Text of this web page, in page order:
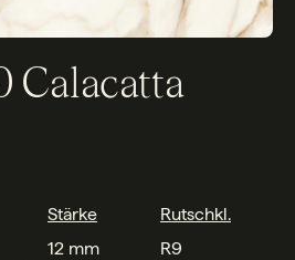
Calacatta
Stärke
Rutschkl.
12 mm
R9